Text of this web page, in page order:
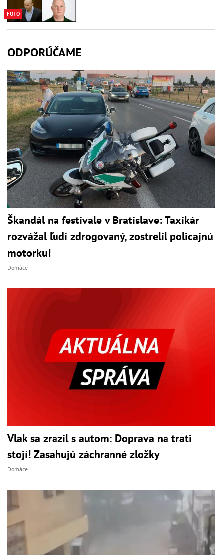
FOTO
ODPORÚČAME
Škandál na festivale v Bratislave: Taxikár
rozvážal ľudí zdrogovaný, zostrelil policajnú
motorku!
Domáce
Vlak sa zrazil s autom: Doprava na trati
stojí! Zasahujú záchranné zložky
Domáce